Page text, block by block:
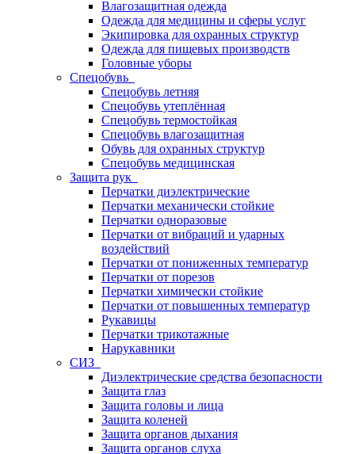
Влагозащитная одежда
Одежда для медицины и сферы услуг
Экипировка для охранных структур
Одежда для пищевых производств
Головные уборы
Спецобувь
Спецобувь летняя
Спецобувь утеплённая
Спецобувь термостойкая
Спецобувь влагозащитная
Обувь для охранных структур
Спецобувь медицинская
Защита рук
Перчатки диэлектрические
Перчатки механически стойкие
Перчатки одноразовые
Перчатки от вибраций и ударных
воздействий
Перчатки от пониженных температур
Перчатки от порезов
Перчатки химически стойкие
Перчатки от повышенных температур
Рукавицы
Перчатки трикотажные
Нарукавники
СИЗ
Диэлектрические средства безопасности
Защита глаз
Защита головы и лица
Защита коленей
Защита органов дыхания
Защита органов слуха